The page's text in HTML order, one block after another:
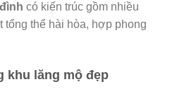
có kiến trúc gồm nhiều
tổng thể hài hòa, hợp phong
khu lăng mộ đẹp